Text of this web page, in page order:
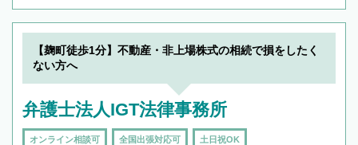
【麹町徒歩1分】不動産・非上場株式の相続で損をしたく
ない方へ
弁護士法人IGT法律事務所
オンライン相談可 全国出張対応可 土日祝OK